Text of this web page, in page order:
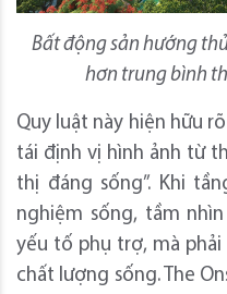
Bất động sản hướng
hơn trung bình
Quy luật này hiện hữu
tái định vị hình ảnh từ
thị đáng sống”. Khi
nghiệm sống, tầm
yếu tố phụ trợ, mà
chất lượng sống. The